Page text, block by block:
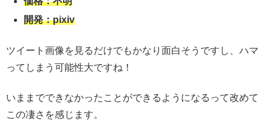
開発：pixiv
ツイート画像を見るだけでもかなり面白そうですし、ハマ
ってしまう可能性大ですね！
いままでできなかったことができるようになるって改めて
この凄さを感じます。